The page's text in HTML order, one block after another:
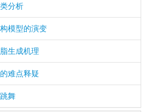
分析
模型的演变
生成机理
难点释疑
舞